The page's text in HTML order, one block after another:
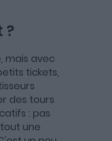
?
, mais avec
tickets,
des tours
: pas
une